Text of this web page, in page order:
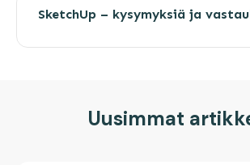
SketchUp – kysymyksiä ja
Uusimmat